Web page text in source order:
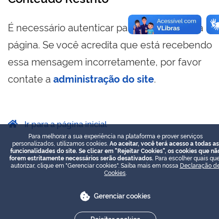
É necessário autenticar para visualizar essa
página. Se você acredita que está recebendo
essa mensagem incorretamente, por favor
contate a administração do site.
Ir para a página inicial
Para melhorar a sua experiência na plataforma e prover serviços
personalizados, utilizamos cookies. Ao aceitar, você terá acesso a todas as
funcionalidades do site. Se clicar em "Rejeitar Cookies", os cookies que
forem estritamente necessários serão desativados. Para escolher quais
autorizar, clique em "Gerenciar cookies". Saiba mais em nossa Declaração
Cookies
Gerenciar cookies